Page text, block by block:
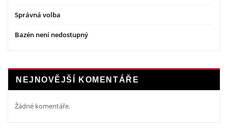
Správná volba
Bazén není nedostupný
NEJNOVĚJŠÍ KOMENTÁŘE
Žádné komentáře.